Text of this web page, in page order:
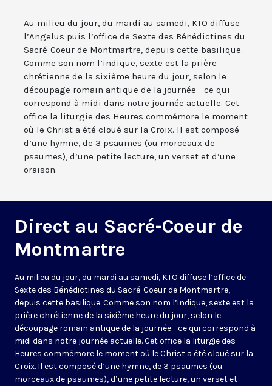
Au milieu du jour, du mardi au samedi, KTO diffuse
l’Angelus puis l’office de Sexte des Bénédictines du
Sacré-Coeur de Montmartre, depuis cette basilique.
Comme son nom l’indique, sexte est la prière
chrétienne de la sixième heure du jour, selon le
découpage romain antique de la journée - ce qui
correspond à midi dans notre journée actuelle. Cet
office la liturgie des Heures commémore le moment
où le Christ a été cloué sur la Croix. Il est composé
d’une hymne, de 3 psaumes (ou morceaux de
psaumes), d’une petite lecture, un verset et d’une
oraison.
Direct au Sacré-Coeur de
Montmartre
Au milieu du jour, du mardi au samedi, KTO diffuse l’office de
Sexte des Bénédictines du Sacré-Coeur de Montmartre,
depuis cette basilique. Comme son nom l’indique, sexte est la
prière chrétienne de la sixième heure du jour, selon le
découpage romain antique de la journée - ce qui correspond à
midi dans notre journée actuelle. Cet office la liturgie des
Heures commémore le moment où le Christ a été cloué sur la
Croix. Il est composé d’une hymne, de 3 psaumes (ou
morceaux de psaumes), d’une petite lecture, un verset et